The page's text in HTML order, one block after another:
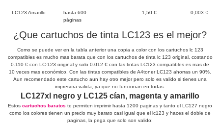
LC123 Amarillo
hasta 600
páginas
1,50 € 0,003 €
¿Que cartuchos de tinta LC123 es el mejor?
Como se puede ver en la tabla anterior una copia a color con los cartuchos lc 123
compatibles es mucho mas barata que con los cartuchos de tinta lc 123 original, costando
0.110 € con LC-123 original y solo 0.012 € con las tintas LC123 compatibles es mas de
10 veces mas económico. Con las tintas compatibles de A4toner LC123 ahorras un 90%.
Aun recomendado este cartucho aun hay otro mejor pero solo es valido si tienes una
impresora valida, ya que no funcionan en todas.
LC127xl negro y LC125 cían, magenta y amarillo
Estos cartuchos baratos te permiten imprimir hasta 1200 paginas y tanto el LC127 negro
como los colores tienen un precio muy barato casi igual que el lc123 y haces el doble de
paginas, la pega que solo son valido: